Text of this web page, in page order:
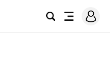
검
전
로
그